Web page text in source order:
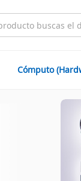
Cómputo